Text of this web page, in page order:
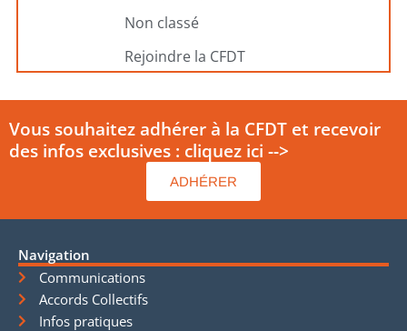
Non classé
Rejoindre la CFDT
Vous souhaitez adhérer à la CFDT et recevoir
des infos exclusives : cliquez ici -->
ADHÉRER
Navigation
Communications
Accords Collectifs
Infos pratiques